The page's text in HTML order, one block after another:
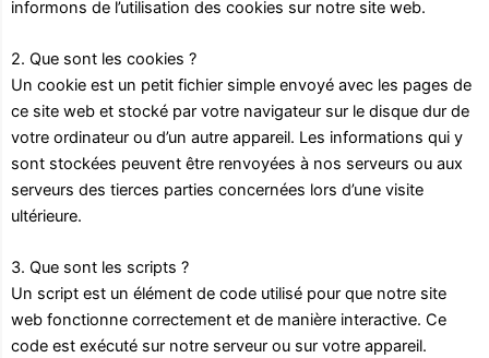
informons de l’utilisation des cookies sur notre site web.
2. Que sont les cookies ?
Un cookie est un petit fichier simple envoyé avec les pages de
ce site web et stocké par votre navigateur sur le disque dur de
votre ordinateur ou d’un autre appareil. Les informations qui y
sont stockées peuvent être renvoyées à nos serveurs ou aux
serveurs des tierces parties concernées lors d’une visite
ultérieure.
3. Que sont les scripts ?
Un script est un élément de code utilisé pour que notre site
web fonctionne correctement et de manière interactive. Ce
code est exécuté sur notre serveur ou sur votre appareil.